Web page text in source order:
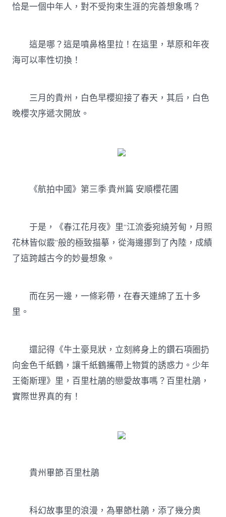
恰是一個中年人，對不受拘束生涯的完善想象嗎？
這是哪？這是噴鼻格里拉！在這里，草原和年夜
海可以率性切換！
三月的貴州，白色早櫻迎接了春天，其后，白色
晚櫻次序遞次開放。
《航拍中國》第三季·貴州篇 安順櫻花圃
于是，《春江花月夜》里“江流委宛繞芳甸，月照
花林皆似霰”般的極致描摹，從海邊挪到了內陸，成績
了這跨越古今的妙曼想象。
而在另一邊，一條彩帶，在春天連綿了五十多
里。
還記得《牛土豪見狀，立刻將身上的鑽石項圈扔
向金色千紙鶴，讓千紙鶴攜帶上物質的誘惑力。少年
王衛斯理》里，百里杜鵑的戀愛故事嗎？百里杜鵑，
實際世界真的有！
貴州畢節·百里杜鵑
科幻故事里的浪漫，為畢節杜鵑，添了幾分奧